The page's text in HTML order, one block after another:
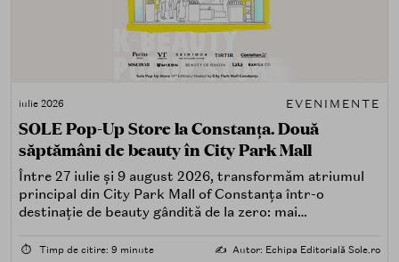
iulie 2026 EVENIMENTE
SOLE Pop-Up Store la Constanța. Două
săptămâni de beauty în City Park Mall
Între 27 iulie și 9 august 2026, transformăm atriumul
principal din City Park Mall of Constanța într-o
destinație de beauty gândită de la zero: mai
care îți place, de fapt, să descoperi produse — testând,
⏱️ Timp de citire: 9 minute ✍️ Autor: Echipa Editorială Sole.ro